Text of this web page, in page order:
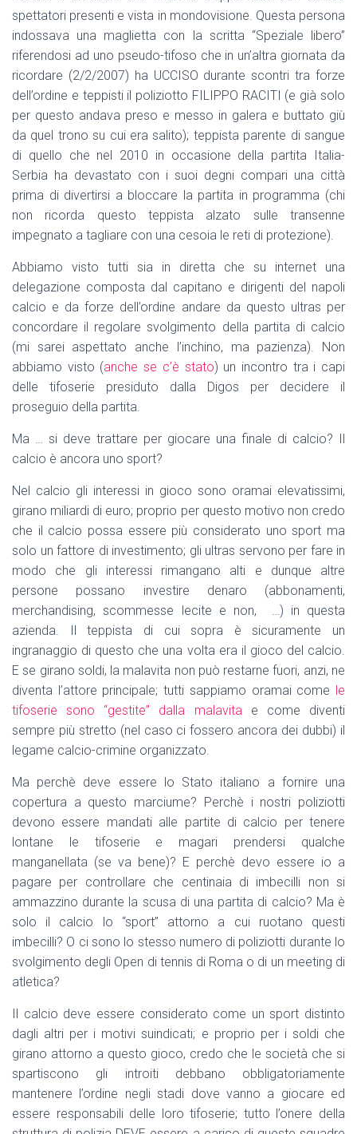
spettatori presenti e vista in mondovisione. Questa persona
indossava una maglietta con la scritta “Speziale libero”
riferendosi ad uno pseudo-tifoso che in un’altra giornata da
ricordare (2/2/2007) ha UCCISO durante scontri tra forze
dell’ordine e teppisti il poliziotto FILIPPO RACITI (e già solo
per questo andava preso e messo in galera e buttato giù
da quel trono su cui era salito); teppista parente di sangue
di quello che nel 2010 in occasione della partita Italia-
Serbia ha devastato con i suoi degni compari una città
prima di divertirsi a bloccare la partita in programma (chi
non ricorda questo teppista alzato sulle transenne
impegnato a tagliare con una cesoia le reti di protezione).
Abbiamo visto tutti sia in diretta che su internet una
delegazione composta dal capitano e dirigenti del napoli
calcio e da forze dell’ordine andare da questo ultras per
concordare il regolare svolgimento della partita di calcio
(mi sarei aspettato anche l’inchino, ma pazienza). Non
abbiamo visto (anche se c’è stato) un incontro tra i capi
delle tifoserie presiduto dalla Digos per decidere il
proseguio della partita.
Ma … si deve trattare per giocare una finale di calcio? Il
calcio è ancora uno sport?
Nel calcio gli interessi in gioco sono oramai elevatissimi,
girano miliardi di euro; proprio per questo motivo non credo
che il calcio possa essere più considerato uno sport ma
solo un fattore di investimento; gli ultras servono per fare in
modo che gli interessi rimangano alti e dunque altre
persone possano investire denaro (abbonamenti,
merchandising, scommesse lecite e non, …) in questa
azienda. Il teppista di cui sopra è sicuramente un
ingranaggio di questo che una volta era il gioco del calcio.
E se girano soldi, la malavita non può restarne fuori, anzi, ne
diventa l’attore principale; tutti sappiamo oramai come le
tifoserie sono “gestite” dalla malavitae come diventi
sempre più stretto (nel caso ci fossero ancora dei dubbi) il
legame calcio-crimine organizzato.
Ma perchè deve essere lo Stato italiano a fornire una
copertura a questo marciume? Perchè i nostri poliziotti
devono essere mandati alle partite di calcio per tenere
lontane le tifoserie e magari prendersi qualche
manganellata (se va bene)? E perchè devo essere io a
pagare per controllare che centinaia di imbecilli non si
ammazzino durante la scusa di una partita di calcio? Ma è
solo il calcio lo “sport” attorno a cui ruotano questi
imbecilli? O ci sono lo stesso numero di poliziotti durante lo
svolgimento degli Open di tennis di Roma o di un meeting di
atletica?
Il calcio deve essere considerato come un sport distinto
dagli altri per i motivi suindicati; e proprio per i soldi che
girano attorno a questo gioco, credo che le società che si
spartiscono gli introiti debbano obbligatoriamente
mantenere l’ordine negli stadi dove vanno a giocare ed
essere responsabili delle loro tifoserie; tutto l’onere della